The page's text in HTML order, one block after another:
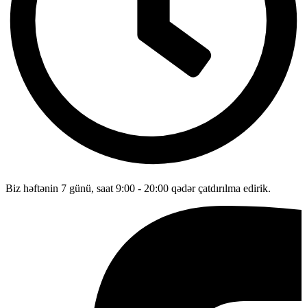
Biz həftənin 7 günü, saat 9:00 - 20:00 qədər çatdırılma edirik.